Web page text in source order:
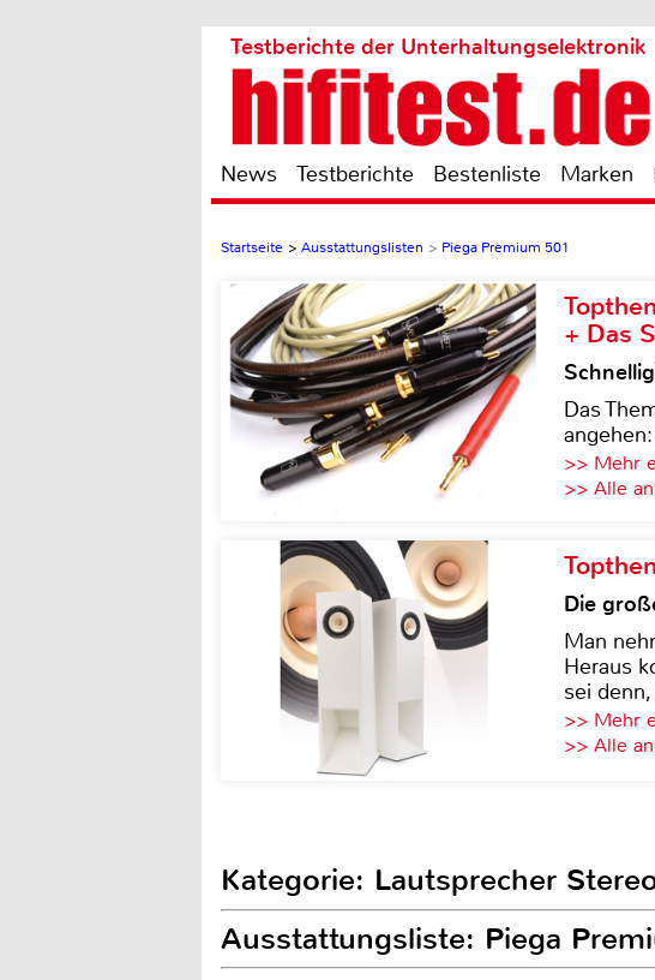
Testberichte der Unterhaltungselektronik
News Testberichte Bestenliste Marken
Startseite > Ausstattungslisten > Piega Premium 501
+ Das
Das
>> Mehr
>> Alle
Die
Man
Heraus
sei
>> Mehr
>> Alle
Kategorie: Lautsprecher
Ausstattungsliste: Piega